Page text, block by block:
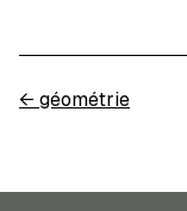
← géométrie